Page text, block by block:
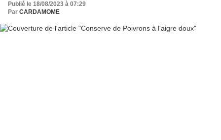
Publié le 18/08/2023 à 07:29
Par CARDAMOME